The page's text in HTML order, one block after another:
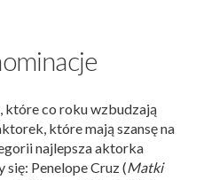
które co roku wzbudzają
które mają szansę na
najlepsza aktorka
się: Penelope Cruz (Matki